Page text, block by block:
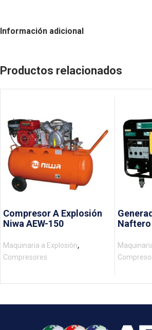
Información adicional
Productos relacionados
Compresor A Explosión
Niwa AEW-150
Maquinaria a Explosión,
Compresores
Naftero